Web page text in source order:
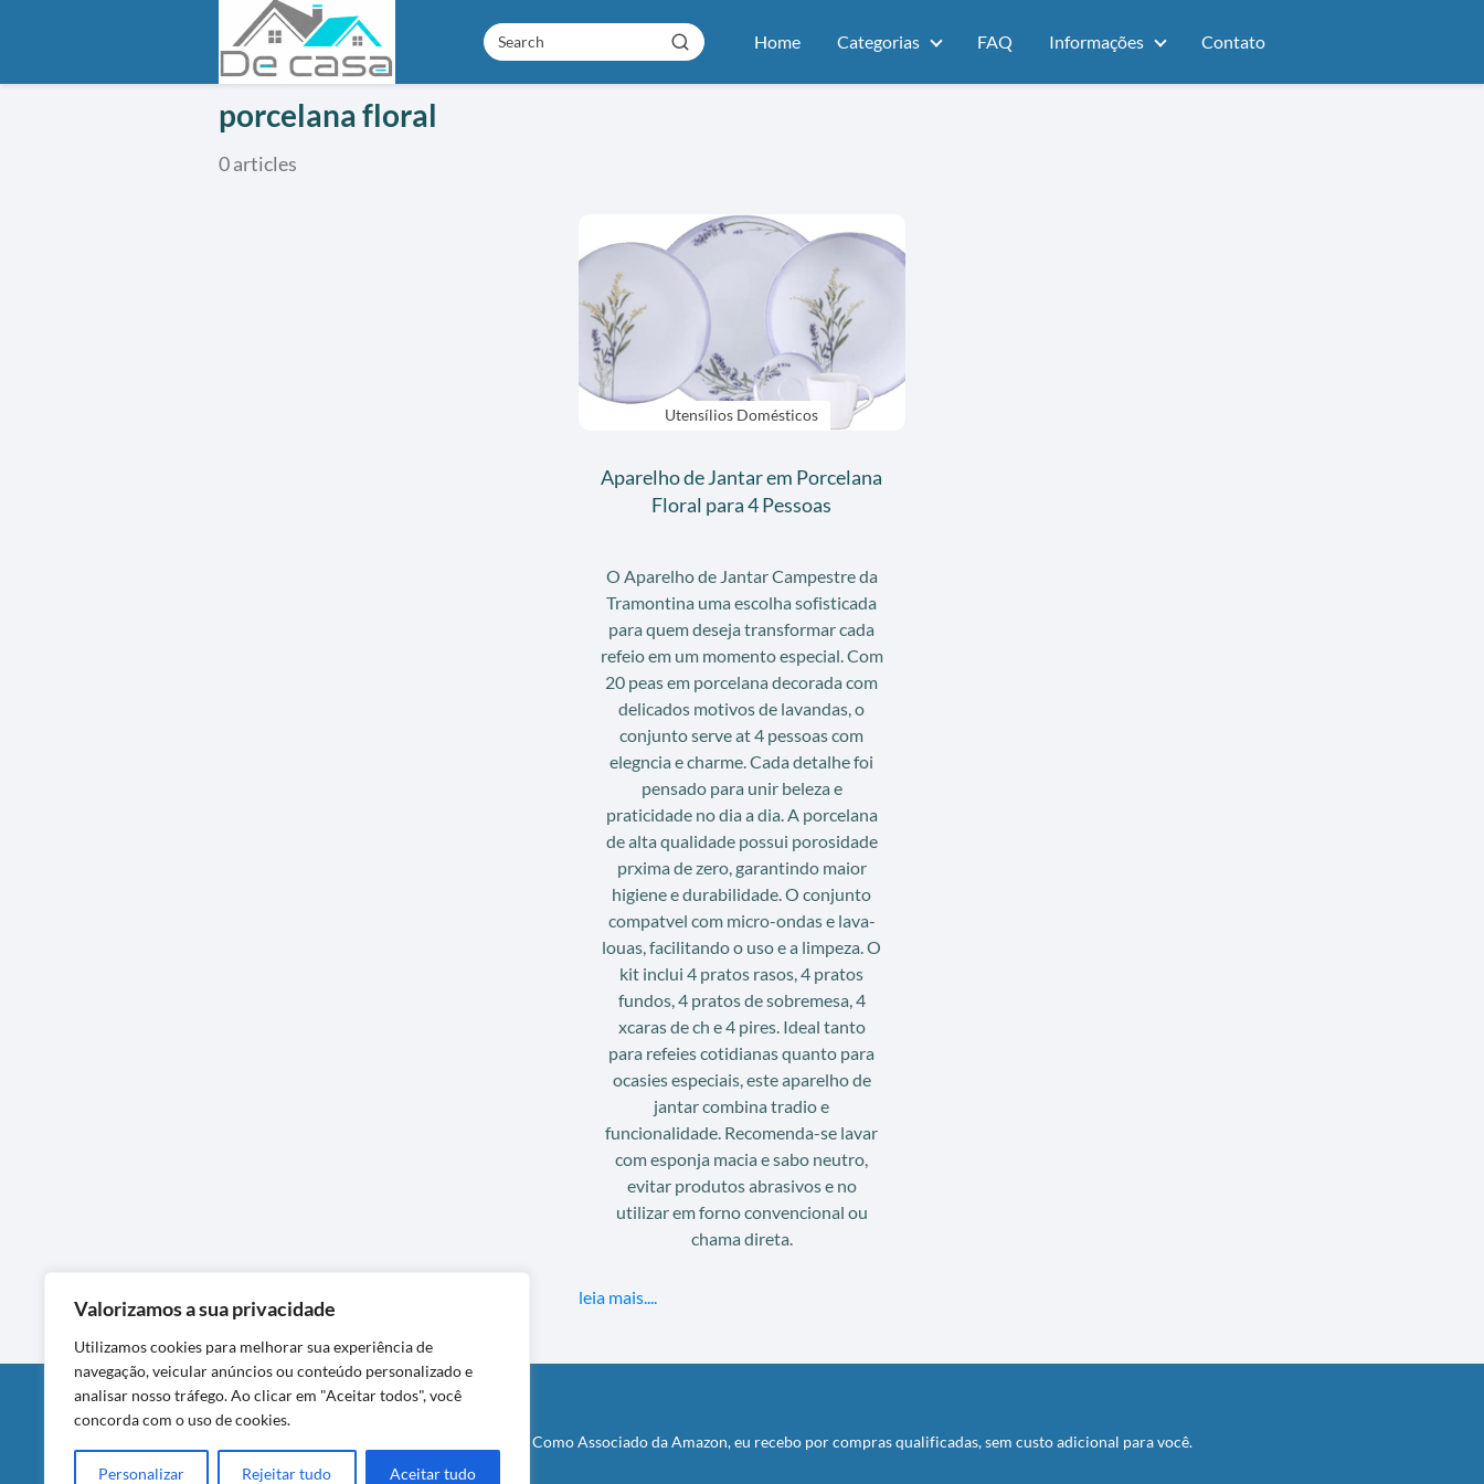
Valorizamos a sua privacidade
Utilizamos cookies para melhorar sua experiência de
navegação, veicular anúncios ou conteúdo personalizado e
analisar nosso tráfego. Ao clicar em "Aceitar todos", você
concorda com o uso de cookies.
Personalizar Rejeitar tudo Aceitar tudo
Home Categorias FAQ Informações Contato
porcelana floral
0 articles
Utensílios Domésticos
Aparelho de Jantar em Porcelana
Floral para 4 Pessoas
O Aparelho de Jantar Campestre da
Tramontina uma escolha sofisticada
para quem deseja transformar cada
refeio em um momento especial. Com
20 peas em porcelana decorada com
delicados motivos de lavandas, o
conjunto serve at 4 pessoas com
elegncia e charme. Cada detalhe foi
pensado para unir beleza e
praticidade no dia a dia. A porcelana
de alta qualidade possui porosidade
prxima de zero, garantindo maior
higiene e durabilidade. O conjunto
compatvel com micro-ondas e lava-
louas, facilitando o uso e a limpeza. O
kit inclui 4 pratos rasos, 4 pratos
fundos, 4 pratos de sobremesa, 4
xcaras de ch e 4 pires. Ideal tanto
para refeies cotidianas quanto para
ocasies especiais, este aparelho de
jantar combina tradio e
funcionalidade. Recomenda-se lavar
com esponja macia e sabo neutro,
evitar produtos abrasivos e no
utilizar em forno convencional ou
chama direta.
leia mais....
Este post contém links de afiliado da Amazon. Como Associado da Amazon, eu recebo por compras qualificadas, sem custo adicional para você.